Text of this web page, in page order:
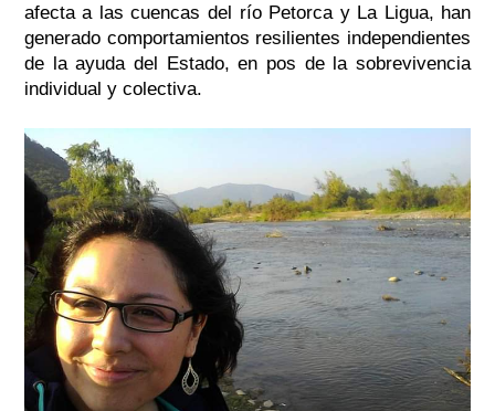
afecta a las cuencas del río Petorca y La Ligua, han
generado comportamientos resilientes independientes
de la ayuda del Estado, en pos de la sobrevivencia
individual y colectiva.